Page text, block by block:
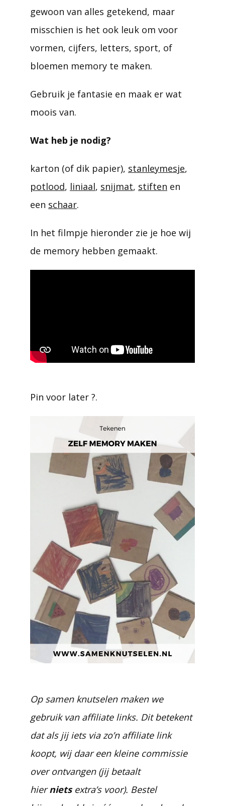
gewoon van alles getekend, maar
misschien is het ook leuk om voor
vormen, cijfers, letters, sport, of
bloemen memory te maken.
Gebruik je fantasie en maak er wat
moois van.
Wat heb je nodig?
karton (of dik papier), stanleymesje,
potlood, liniaal, snijmat, stiften en
een schaar.
In het filmpje hieronder zie je hoe wij
de memory hebben gemaakt.
Pin voor later ?.
Op samen knutselen maken we
gebruik van affiliate links. Dit betekent
dat als jij iets via zo’n affiliate link
koopt, wij daar een kleine commissie
over ontvangen (jij betaalt
hiernietsextra’s voor). Bestel